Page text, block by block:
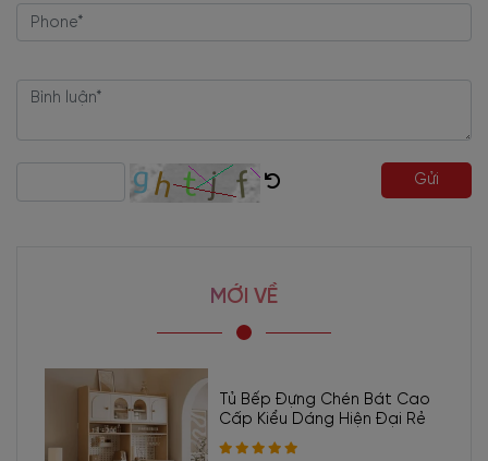
Gửi
MỚI VỀ
Tủ Bếp Đựng Chén Bát Cao
Cấp Kiểu Dáng Hiện Đại Rẻ